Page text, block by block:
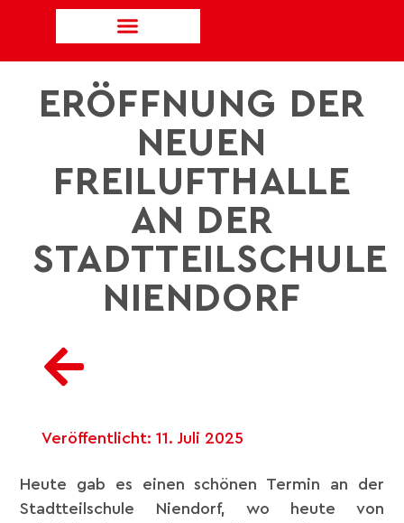
ERÖFFNUNG DER
NEUEN
FREILUFTHALLE
AN DER
STADTTEILSCHULE
NIENDORF
Veröffentlicht: 11. Juli 2025
Heute gab es einen schönen Termin an der
Stadtteilschule Niendorf, wo heute von